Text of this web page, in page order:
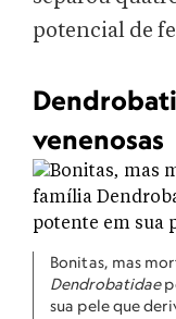
potencial de
venenosas
Bonitas, mas
Dendrobatidae
sua pele que